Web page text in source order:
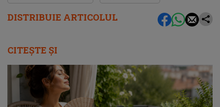
DISTRIBUIE ARTICOLUL
CITEȘTE ȘI